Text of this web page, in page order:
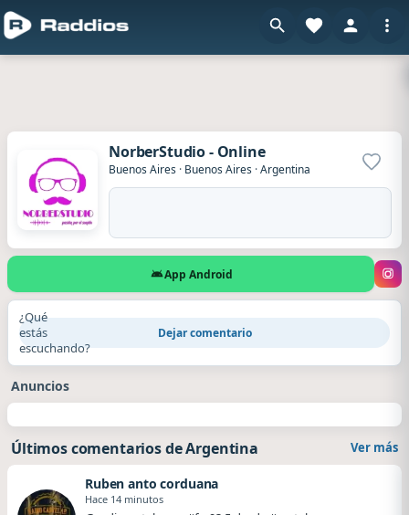
NorberStudio - Online
Buenos Aires · Buenos Aires ·Argentina
App Android
¿Qué
estás
escuchando?
Dejar comentario
Anuncios
Últimos comentarios de Argentina Ver más
Ruben anto corduana
Hace 14 minutos